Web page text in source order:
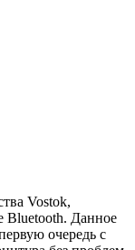
Vostok,
Bluetooth. Данное
очередь с